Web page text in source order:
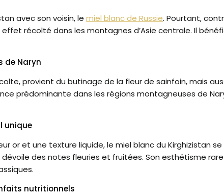
avec son voisin, lemiel blanc de Russie. Pourtant,
effet récolté dans les montagnes d’Asie centrale. Il
de Naryn
provient du butinage de la fleur de sainfoin, mais
prédominante dans les régions montagneuses de
unique
or et une texture liquide, le miel blanc du Kirghizistan
des notes fleuries et fruitées. Son esthétisme
nutritionnels